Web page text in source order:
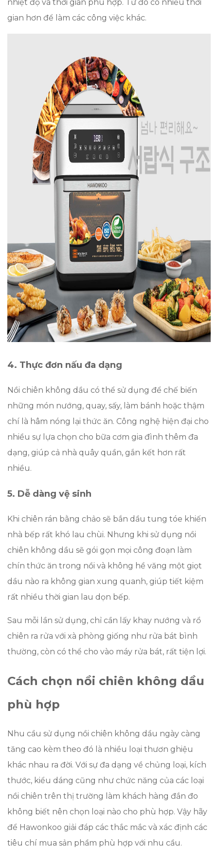
nhiệt độ và thời gian phù hợp. Từ đó có nhiều thời
gian hơn để làm các công việc khác.
4. Thực đơn nấu đa dạng
Nồi chiên không dầu có thể sử dụng để chế biến
những món nướng, quay, sấy, làm bánh hoặc thậm
chí là hâm nóng lại thức ăn. Công nghệ hiện đại cho
nhiều sự lựa chọn cho bữa cơm gia đình thêm đa
dạng, giúp cả nhà quây quần, gắn kết hơn rất
nhiều.
5. Dễ dàng vệ sinh
Khi chiên rán bằng chảo sẽ bắn dầu tung tóe khiến
nhà bếp rất khó lau chùi. Nhưng khi sử dụng nồi
chiên không dầu sẽ gói gọn mọi công đoạn làm
chín thức ăn trong nồi và không hề văng một giọt
dầu nào ra không gian xung quanh, giúp tiết kiệm
rất nhiều thời gian lau dọn bếp.
Sau mỗi lần sử dụng, chỉ cần lấy khay nướng và rổ
chiên ra rửa với xà phòng giống như rửa bát bình
thường, còn có thể cho vào máy rửa bát, rất tiện lợi.
Cách chọn nồi chiên không dầu
phù hợp
Nhu cầu sử dụng nồi chiên không dầu ngày càng
tăng cao kèm theo đó là nhiều loại thươn ghiệu
khác nhau ra đời. Với sự đa dạng về chủng loại, kích
thước, kiểu dáng cũng như chức năng của các loại
nồi chiên trên thị trường làm khách hàng đắn đo
không biết nên chọn loại nào cho phù hợp. Vậy hãy
để Hawonkoo giải đáp các thắc mắc và xác định các
tiêu chí mua sản phầm phù hợp với nhu cầu.